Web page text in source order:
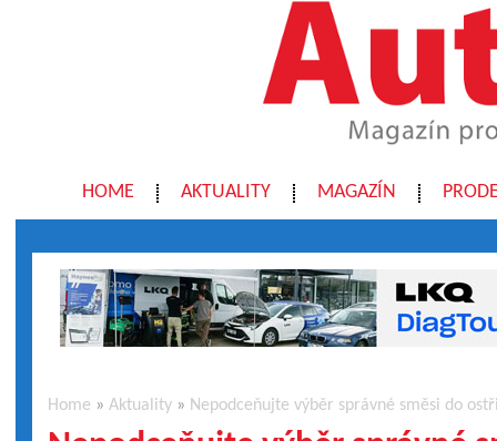
HOME AKTUALITY MAGAZÍN
Home »Aktuality » Nepodceňujte výběr správné směsi do